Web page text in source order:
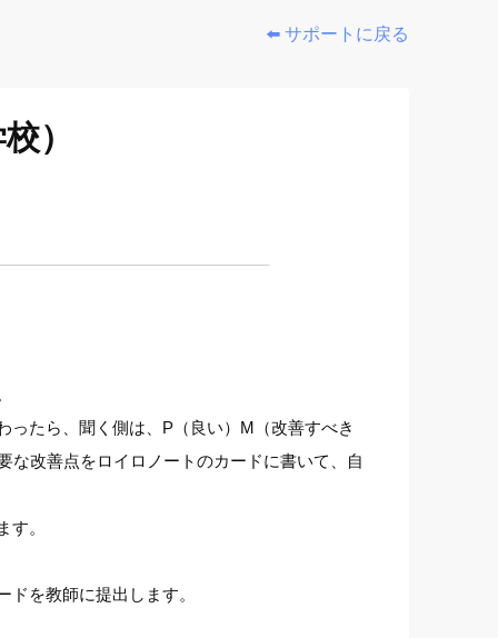
⬅️ サポートに戻る
）
たら、聞く側は、P（良い）M（改善すべき
な改善点をロイロノートのカードに書いて、自
。
を教師に提出します。